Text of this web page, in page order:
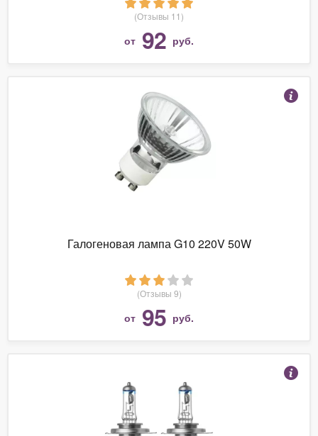
(Отзывы 11)
от 92 руб.
Галогеновая лампа G10 220V 50W
(Отзывы 9)
от 95 руб.